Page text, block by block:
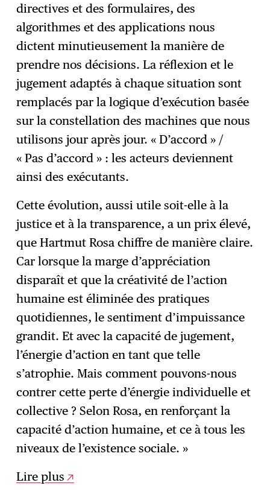
directives et des formulaires, des
algorithmes et des applications nous
dictent minutieusement la manière de
prendre nos décisions. La réflexion et le
jugement adaptés à chaque situation sont
remplacés par la logique d’exécution basée
sur la constellation des machines que nous
utilisons jour après jour. « D’accord » /
« Pas d’accord » : les acteurs deviennent
ainsi des exécutants.
Cette évolution, aussi utile soit-elle à la
justice et à la transparence, a un prix élevé,
que Hartmut Rosa chiffre de manière claire.
Car lorsque la marge d’appréciation
disparaît et que la créativité de l’action
humaine est éliminée des pratiques
quotidiennes, le sentiment d’impuissance
grandit. Et avec la capacité de jugement,
l’énergie d’action en tant que telle
s’atrophie. Mais comment pouvons-nous
contrer cette perte d’énergie individuelle et
collective ? Selon Rosa, en renforçant la
capacité d’action humaine, et ce à tous les
niveaux de l’existence sociale. »
Lire plus